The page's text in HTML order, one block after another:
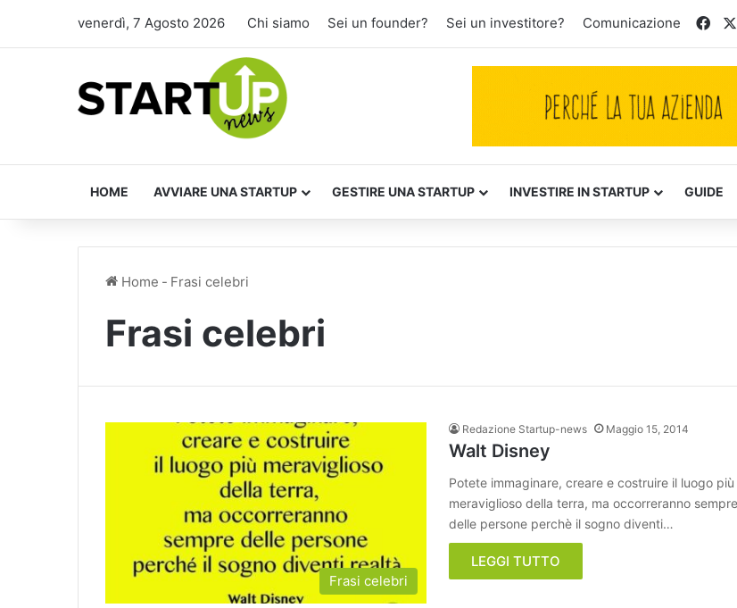
venerdì, 7 Agosto 2026 Chi siamo Sei un founder? Sei un investitore? Comunicazione
HOME AVVIARE UNA STARTUP GESTIRE UNA STARTUP INVESTIRE IN STARTUP GUIDE
Home - Frasi celebri
Frasi celebri
Frasi celebri
Redazione Startup-news Maggio 15, 2014
Walt Disney
Potete immaginare, creare e costruire il luogo più
meraviglioso della terra, ma occorreranno sempre
delle persone perchè il sogno diventi…
LEGGI TUTTO